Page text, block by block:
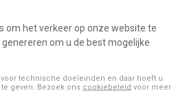
de onderzoekers een uniforme
en organisatie te maximaliseren.
gebruiksgemak, gemak en veiligheid.
weefsel collectie en transport
om het verkeer op onze website te
om u de best mogelijke
technische doeleinden en daar hoeft u
geven. Bezoek ons cookiebeleid voor meer